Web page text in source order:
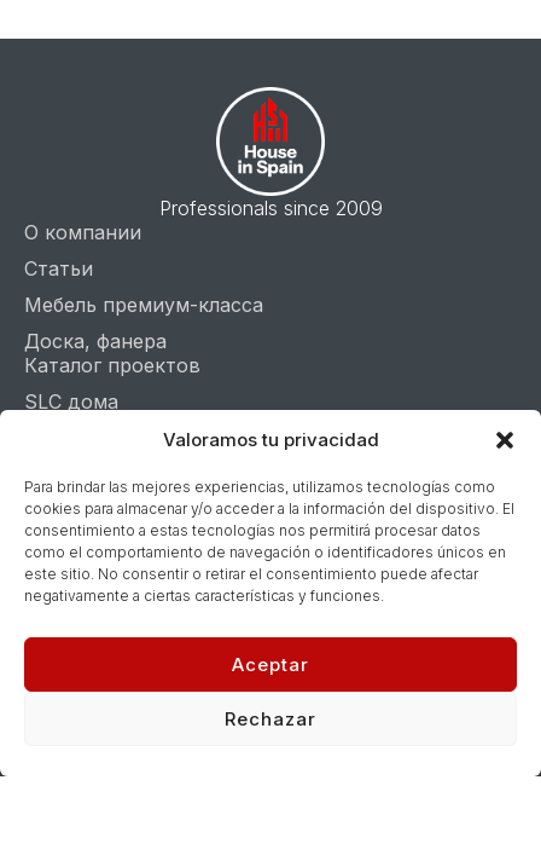
Valoramos tu privacidad
Para brindar las mejores experiencias, utilizamos tecnologías como
cookies para almacenar y/o acceder a la información del dispositivo. El
consentimiento a estas tecnologías nos permitirá procesar datos
como el comportamiento de navegación o identificadores únicos en
este sitio. No consentir o retirar el consentimiento puede afectar
negativamente a ciertas características y funciones.
Aceptar
Rechazar
Professionals since 2009
О компании
Статьи
Мебель премиум-класса
Доска, фанера
Каталог проектов
SLC дома
Фахверковые дома
Контакты
+34 722 14-60-86
info@house-spain.com
Улица поэта Хосе Сервера-и-Грифолл, 12, 1-й
этаж, кабинет 7-А, Валенсия, 46013, Валенсия
Whatsapp
Telegram
Youtube